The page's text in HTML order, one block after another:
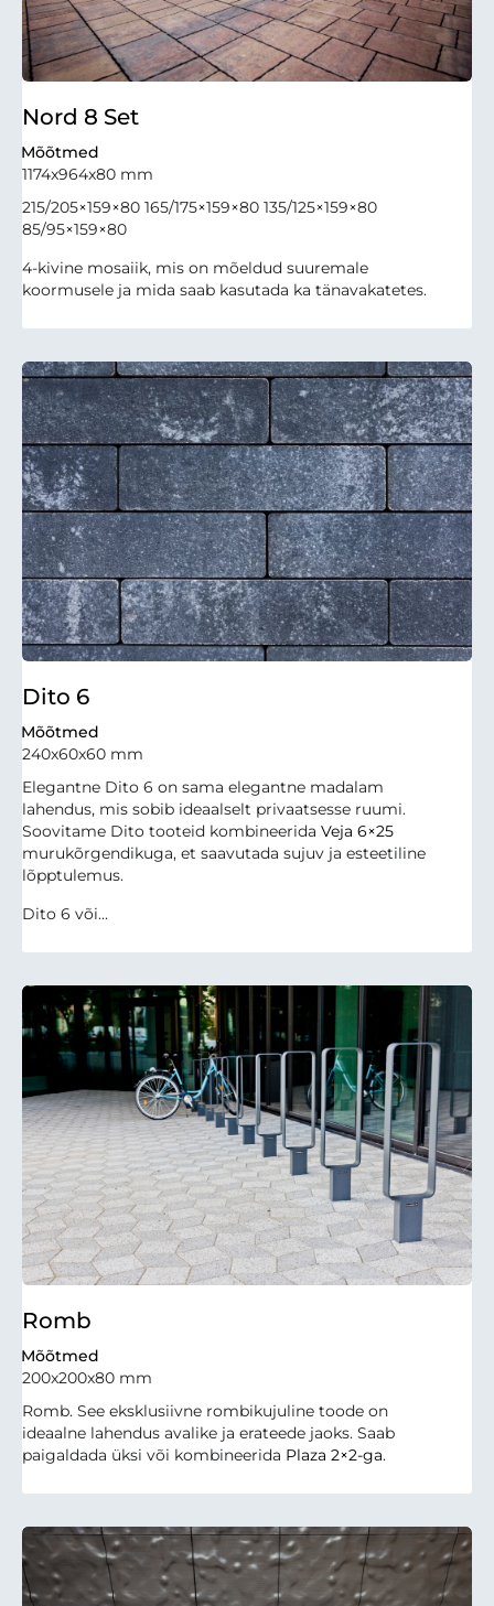
Nord 8 Set
Mõõtmed
1174x964x80 mm
215/205×159×80 165/175×159×80 135/125×159×80
85/95×159×80
4-kivine mosaiik, mis on mõeldud suuremale
koormusele ja mida saab kasutada ka tänavakatetes.
Dito 6
Mõõtmed
240x60x60 mm
Elegantne Dito 6 on sama elegantne madalam
lahendus, mis sobib ideaalselt privaatsesse ruumi.
Soovitame Dito tooteid kombineerida Veja 6×25
murukõrgendikuga, et saavutada sujuv ja esteetiline
lõpptulemus.
Dito 6 või...
Romb
Mõõtmed
200x200x80 mm
Romb. See eksklusiivne rombikujuline toode on
ideaalne lahendus avalike ja erateede jaoks. Saab
paigaldada üksi või kombineerida Plaza 2×2-ga.